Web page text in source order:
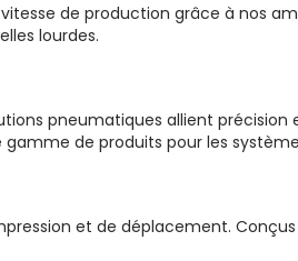
de production grâce à nos
lourdes.
pneumatiques allient précision
de produits pour les
et de déplacement.